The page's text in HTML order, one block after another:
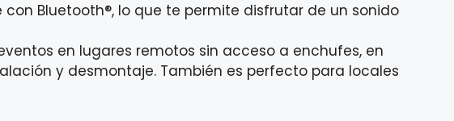
Bluetooth®, lo que te permite disfrutar de un sonido
en lugares remotos sin acceso a enchufes, en
y desmontaje. También es perfecto para locales